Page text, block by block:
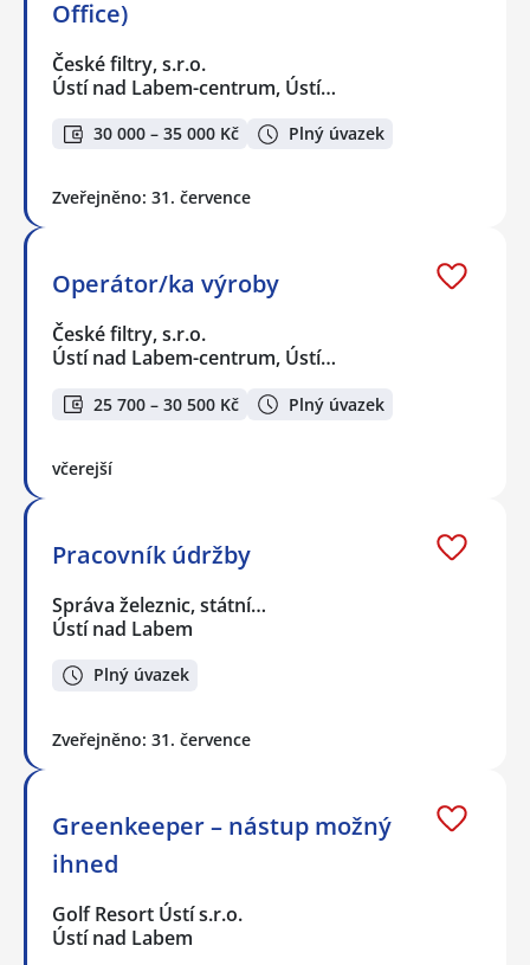
Office)
České filtry, s.r.o.
Ústí nad Labem-centrum, Ústí…
30 000 – 35 000 Kč Plný úvazek
Zveřejněno: 31. července
Operátor/ka výroby
České filtry, s.r.o.
Ústí nad Labem-centrum, Ústí…
25 700 – 30 500 Kč Plný úvazek
včerejší
Pracovník údržby
Správa železnic, státní…
Ústí nad Labem
Plný úvazek
Zveřejněno: 31. července
Greenkeeper – nástup možný
ihned
Golf Resort Ústí s.r.o.
Ústí nad Labem